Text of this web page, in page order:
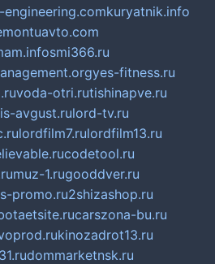
kuryatnik.info
smi366.ru
yes-fitness.ru
voda-otri.rutishinapve.ru
avgust.rulord-tv.ru
lordfilm7.rulordfilm13.ru
codetool.ru
muz-1.rugooddver.ru
promo.ru2shizashop.ru
carszona-bu.ru
kinozadrot13.ru
dommarketnsk.ru